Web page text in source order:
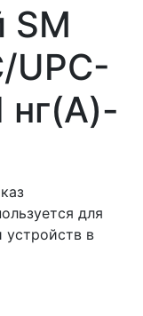
SM
UPC-
нг(A)-
для
устройств в